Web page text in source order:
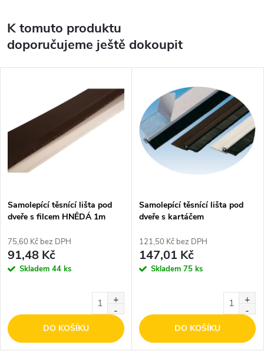
K tomuto produktu
doporučujeme ještě dokoupit
Samolepící těsnící lišta pod
dveře s filcem HNĚDÁ 1m
75,60 Kč bez DPH
91,48 Kč
Skladem 44 ks
DO KOŠÍKU
Samolepící těsnící lišta pod
dveře s kartáčem
121,50 Kč bez DPH
147,01 Kč
Skladem 75 ks
DO KOŠÍKU